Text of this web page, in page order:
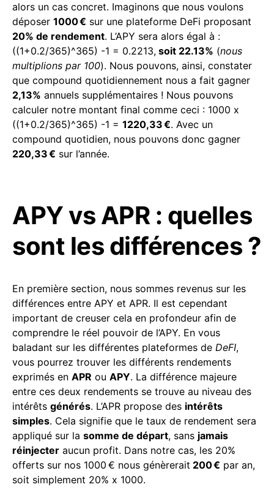
alors un cas concret. Imaginons que nous voulons
déposer 1000 € sur une plateforme DeFi proposant
20% de rendement. L’APY sera alors égal à :
((1+0.2/365)^365) -1 = 0.2213, soit 22.13% (nous
multiplions par 100). Nous pouvons, ainsi, constater
que compound quotidiennement nous a fait gagner
2,13% annuels supplémentaires ! Nous pouvons
calculer notre montant final comme ceci : 1000 x
((1+0.2/365)^365) -1 = 1220,33 €. Avec un
compound quotidien, nous pouvons donc gagner
220,33 € sur l’année.
APY vs APR : quelles
sont les différences ?
En première section, nous sommes revenus sur les
différences entre APY et APR. Il est cependant
important de creuser cela en profondeur afin de
comprendre le réel pouvoir de l’APY. En vous
baladant sur les différentes plateformes de DeFI,
vous pourrez trouver les différents rendements
exprimés en APR ou APY. La différence majeure
entre ces deux rendements se trouve au niveau des
intérêts générés. L’APR propose des intérêts
simples. Cela signifie que le taux de rendement sera
appliqué sur la somme de départ, sans jamais
réinjecter aucun profit. Dans notre cas, les 20%
offerts sur nos 1000 € nous génèrerait 200 € par an,
soit simplement 20% x 1000.